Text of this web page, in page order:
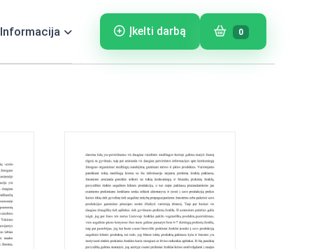
Informacija Įkelti darbą 0